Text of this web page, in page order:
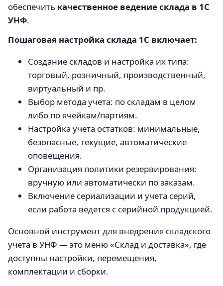
обеспечить качественное ведение склада в 1С
УНФ.
Пошаговая настройка склада 1С включает:
Создание складов и настройка их типа:
торговый, розничный, производственный,
виртуальный и пр.
Выбор метода учета: по складам в целом
либо по ячейкам/партиям.
Настройка учета остатков: минимальные,
безопасные, текущие, автоматические
оповещения.
Организация политики резервирования:
вручную или автоматически по заказам.
Включение сериализации и учета серий,
если работа ведется с серийной продукцией.
Основной инструмент для внедрения складского
учета в УНФ — это меню «Склад и доставка», где
доступны настройки, перемещения,
комплектации и сборки.